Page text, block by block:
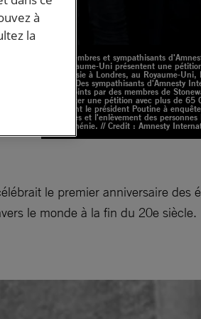
Des membres et sympathisants
au Royaume-Uni présentent une
de Russie à Londres, au Royaume-
2019. Des sympathisants d'Amnesty
été rejoints par des membres de
présenter une pétition avec plus de 65
appelant le président Poutine à
attaques et l'enlèvement des
Tchétchénie. // Credit : Amnesty
le premier anniversaire des
le monde à la fin du 20e siècle.
à
la